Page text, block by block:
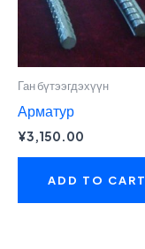
Ган бүтээгдэхүүн
Арматур
¥3,150.00
ADD TO CART